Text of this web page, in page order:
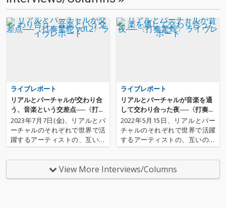
ライブレポート
リアルとバーチャルが交わり合
う、音楽という交差点──〈打奏
驚蛇 vol.2〉ライヴレポート
2023年7月7日(金)、リアルとバ
ーチャルのそれぞれで世界で活
躍するアーティストの、互いの
カルチャーが混じり合うライブ
イベント「打奏驚蛇」が新宿MA
RZで開催されました。OTOTOY
では、おやすみホログラム、貝
ライブレポート
リアルとバーチャルが音楽を通
して交わり合った夜──〈打奏驚
蛇〉ライヴレポート
2022年5月15日、リアルとバー
チャルのそれぞれで世界で活躍
するアーティストの、互いのカ
ルチャーが混じり合うライブイ
ベント「打奏驚蛇」が新宿MAR
Zで開催されました。OTOTOY
では、おやすみホログラム、ナ
View More Interviews/Columns